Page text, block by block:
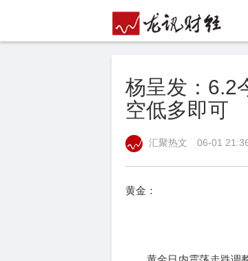
杨呈发：6.2
空低多即可
汇聚热文 06-01
黄金：